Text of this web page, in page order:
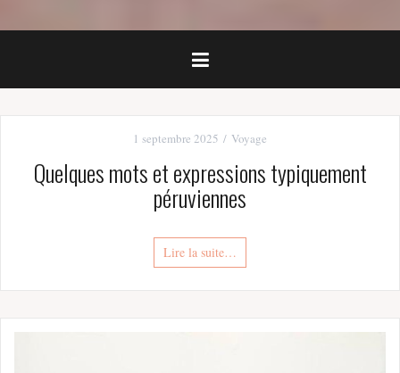
1 septembre 2025 Voyage
Quelques mots et expressions typiquement
péruviennes
Lire la suite…